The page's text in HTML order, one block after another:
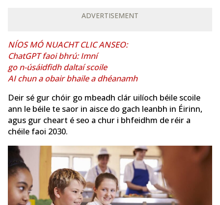
ADVERTISEMENT
NÍOS MÓ NUACHT CLIC ANSEO:
ChatGPT faoi bhrú: Imní
go n-úsáidfidh daltaí scoile
AI chun a obair bhaile a dhéanamh
Deir sé gur chóir go mbeadh clár uilíoch béile scoile
ann le béile te saor in aisce do gach leanbh in Éirinn,
agus gur cheart é seo a chur i bhfeidhm de réir a
chéile faoi 2030.